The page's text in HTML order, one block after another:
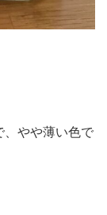
、やや薄い色で